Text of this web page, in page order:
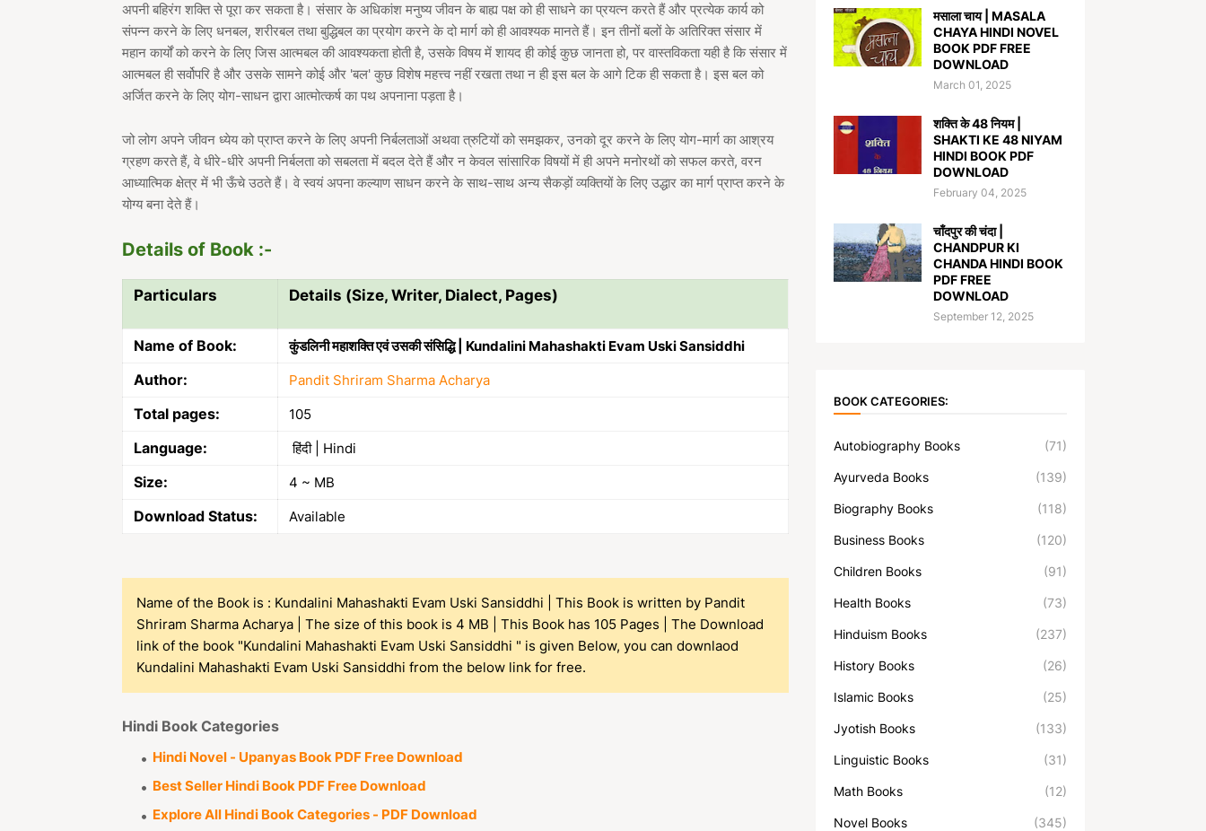
अपनी बहिरंग शक्ति से पूरा कर सकता है। संसार के अधिकांश मनुष्य जीवन के बाह्य पक्ष को ही साधने का प्रयत्न करते हैं और प्रत्येक कार्य को
संपन्न करने के लिए धनबल, शरीरबल तथा बुद्धिबल का प्रयोग करने के दो मार्ग को ही आवश्यक मानते हैं। इन तीनों बलों के अतिरिक्त संसार में
महान कार्यों को करने के लिए जिस आत्मबल की आवश्यकता होती है, उसके विषय में शायद ही कोई कुछ जानता हो, पर वास्तविकता यही है कि संसार में
आत्मबल ही सर्वोपरि है और उसके सामने कोई और 'बल' कुछ विशेष महत्त्व नहीं रखता तथा न ही इस बल के आगे टिक ही सकता है। इस बल को
अर्जित करने के लिए योग-साधन द्वारा आत्मोत्कर्ष का पथ अपनाना पड़ता है।
जो लोग अपने जीवन ध्येय को प्राप्त करने के लिए अपनी निर्बलताओं अथवा त्रुटियों को समझकर, उनको दूर करने के लिए योग-मार्ग का आश्रय
ग्रहण करते हैं, वे धीरे-धीरे अपनी निर्बलता को सबलता में बदल देते हैं और न केवल सांसारिक विषयों में ही अपने मनोरथों को सफल करते, वरन
आध्यात्मिक क्षेत्र में भी ऊँचे उठते हैं। वे स्वयं अपना कल्याण साधन करने के साथ-साथ अन्य सैकड़ों व्यक्तियों के लिए उद्धार का मार्ग प्राप्त करने के
योग्य बना देते हैं।
Details of Book :-
Particulars Details (Size, Writer, Dialect, Pages)
Name of Book: कुंडलिनी महाशक्ति एवं उसकी संसिद्धि | Kundalini Mahashakti Evam Uski Sansiddhi
Author: Pandit Shriram Sharma Acharya
Total pages: 105
Language: हिंदी | Hindi
Size: 4 ~ MB
Download Status: Available
Name of the Book is : Kundalini Mahashakti Evam Uski Sansiddhi | This Book is written by Pandit
Shriram Sharma Acharya | The size of this book is 4 MB | This Book has 105 Pages | The Download
link of the book "Kundalini Mahashakti Evam Uski Sansiddhi " is given Below, you can downlaod
Kundalini Mahashakti Evam Uski Sansiddhi from the below link for free.
Hindi Book Categories
Hindi Novel - Upanyas Book PDF Free Download
Best Seller Hindi Book PDF Free Download
Explore All Hindi Book Categories - PDF Download
मसाला चाय | MASALA
CHAYA HINDI NOVEL
BOOK PDF FREE
DOWNLOAD
March 01, 2025
शक्ति के 48 नियम |
SHAKTI KE 48 NIYAM
HINDI BOOK PDF
DOWNLOAD
February 04, 2025
चाँदपुर की चंदा |
CHANDPUR KI
CHANDA HINDI BOOK
PDF FREE
DOWNLOAD
September 12, 2025
BOOK CATEGORIES:
Autobiography Books (71)
Ayurveda Books (139)
Biography Books (118)
Business Books (120)
Children Books (91)
Health Books (73)
Hinduism Books (237)
History Books (26)
Islamic Books (25)
Jyotish Books (133)
Linguistic Books (31)
Math Books (12)
Novel Books (345)